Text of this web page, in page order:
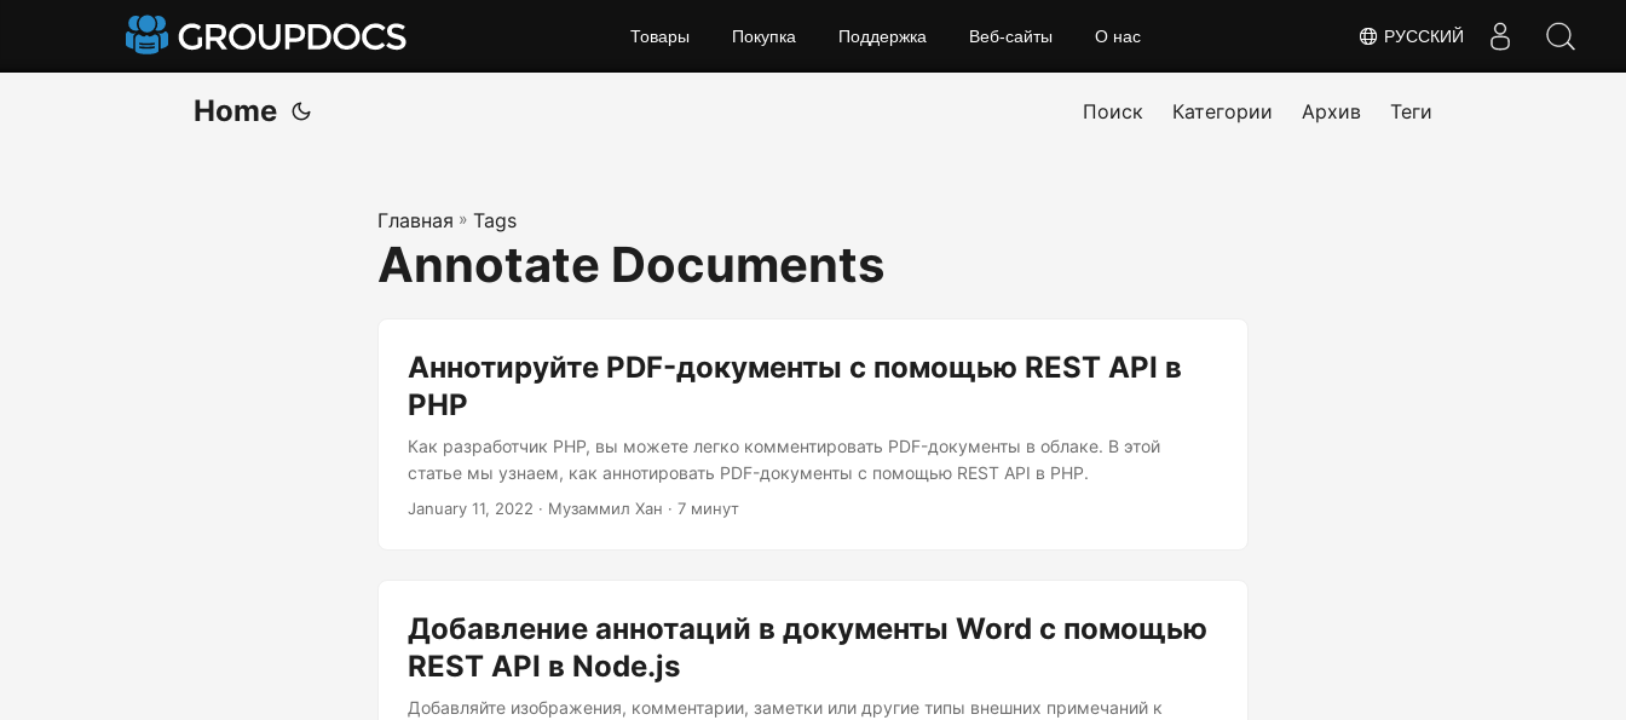
РУССКИЙ
Товары Покупка Поддержка Веб-сайты О нас
Home Поиск Категории Архив Теги
Главная » Tags
Annotate Documents
Аннотируйте PDF-документы с помощью REST API в
PHP
Как разработчик PHP, вы можете легко комментировать PDF-документы в облаке. В этой
статье мы узнаем, как аннотировать PDF-документы с помощью REST API в PHP.
January 11, 2022 · Музаммил Хан · 7 минут
Добавление аннотаций в документы Word с помощью
REST API в Node.js
Добавляйте изображения, комментарии, заметки или другие типы внешних примечаний к